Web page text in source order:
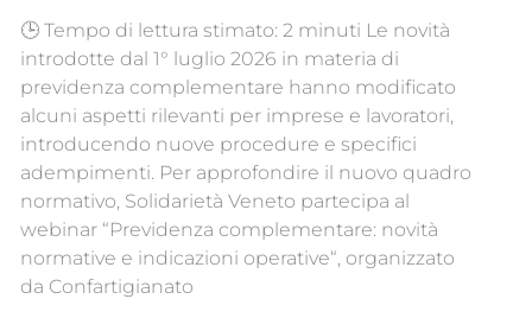
🕒 Tempo di lettura stimato: 2 minuti Le novità
introdotte dal 1° luglio 2026 in materia di
previdenza complementare hanno modificato
alcuni aspetti rilevanti per imprese e lavoratori,
introducendo nuove procedure e specifici
adempimenti. Per approfondire il nuovo quadro
normativo, Solidarietà Veneto partecipa al
webinar “Previdenza complementare: novità
normative e indicazioni operative“, organizzato
da Confartigianato